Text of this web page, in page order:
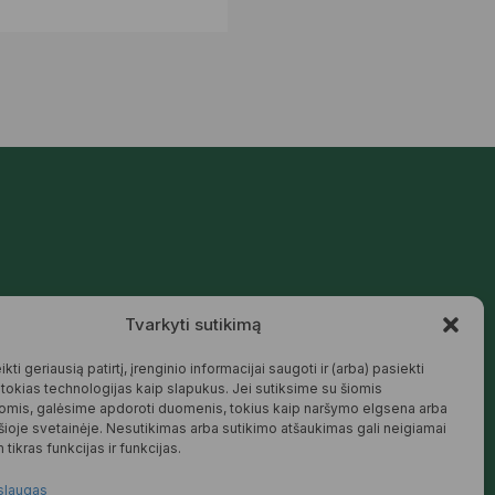
Tvarkyti sutikimą
geriausią patirtį, įrenginio informacijai saugoti ir (arba) pasiekti
technologijas kaip slapukus. Jei sutiksime su šiomis
galėsime apdoroti duomenis, tokius kaip naršymo elgsena arba
svetainėje. Nesutikimas arba sutikimo atšaukimas gali neigiamai
tikras funkcijas ir funkcijas.
apie šeimą, jaukius namus ir harmoningą
draugiškos tiek Jums, tiek gamtai.
SKAITYTI DAUGIAU